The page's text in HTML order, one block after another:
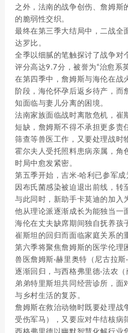
之外，法南的战争创伤、詹姆斯
的脆弱性交织。
最终在第三季大结局中，二战全
达罗比。
全季以细腻的笔触探讨了战争对
评分高达9.7分，被誉为“治愈系
在第四季中，詹姆斯与海伦在战
阶段，海伦怀孕后返乡待产，而
知面临与妻儿分离的困境。
法南家族面临战时离散危机，崔
短缺，詹姆斯不得不承担更多责
筛查等兽医工作，又要处理战时
霍尔夫人受托照料患病亲属，角
时局中愈发紧密。
第五季开始，吉米·哈利已参军
因布氏菌感染被迫退出前线，转
与此同时，新助手卡莫迪的加入
他从理论派逐渐成长为能独当一
海伦在丈夫缺席期间独自抚养孩
崔斯坦的回归而面临家庭关系的
第六季将聚焦詹姆斯的医学伦理
兽医詹姆斯·赫里奥特（尼古拉斯
逐渐回归，与西格弗里德·法农
弟弟特里斯坦共同经营诊所，面
与乡村生活的复苏。
詹姆斯在救治动物时既要处理战
受伤军马），又要应对牛结核病